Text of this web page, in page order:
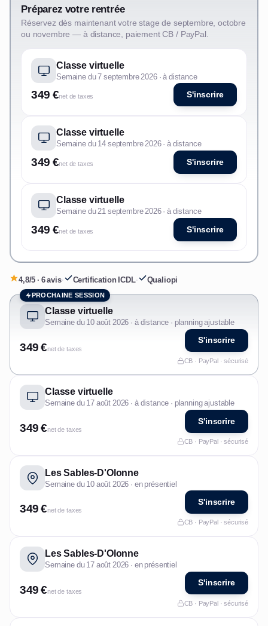
Préparez votre rentrée
Réservez dès maintenant votre stage de septembre, octobre
ou novembre — à distance, paiement CB / PayPal.
Classe virtuelle
Semaine du 7 septembre 2026 · à distance
349 €net de taxes S'inscrire
Classe virtuelle
Semaine du 14 septembre 2026 · à distance
349 €net de taxes S'inscrire
Classe virtuelle
Semaine du 21 septembre 2026 · à distance
349 €net de taxes S'inscrire
4,8/5 · 6 avis· Certification ICDL· Qualiopi
PROCHAINE SESSION
Classe virtuelle
Semaine du 10 août 2026 · à distance · planning ajustable
349 €net de taxes
S'inscrire
CB · PayPal · sécurisé
Classe virtuelle
Semaine du 17 août 2026 · à distance · planning ajustable
349 €net de taxes
S'inscrire
CB · PayPal · sécurisé
Les Sables-D'Olonne
Semaine du 10 août 2026 · en présentiel
349 €net de taxes
S'inscrire
CB · PayPal · sécurisé
Les Sables-D'Olonne
Semaine du 17 août 2026 · en présentiel
349 €net de taxes
S'inscrire
CB · PayPal · sécurisé